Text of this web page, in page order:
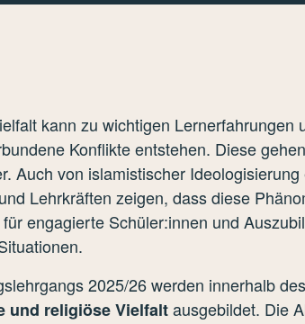
kann zu wichtigen
Konflikte entstehen. Diese
Auch von islamistischer
Lehrkräften zeigen, dass diese
engagierte Schüler:innen und
2025/26 werden innerhalb
und religiöse Vielfaltausgebildet. Die